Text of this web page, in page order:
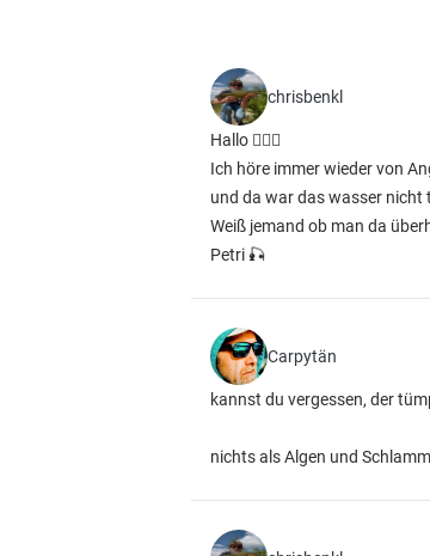
chrisbenkl
Hallo 🙋🏻‍♂️
Ich höre immer wieder von
und da war das wasser nicht
Weiß jemand ob man da
Petri 🎣
Carpytän
kannst du vergessen, der
nichts als Algen und